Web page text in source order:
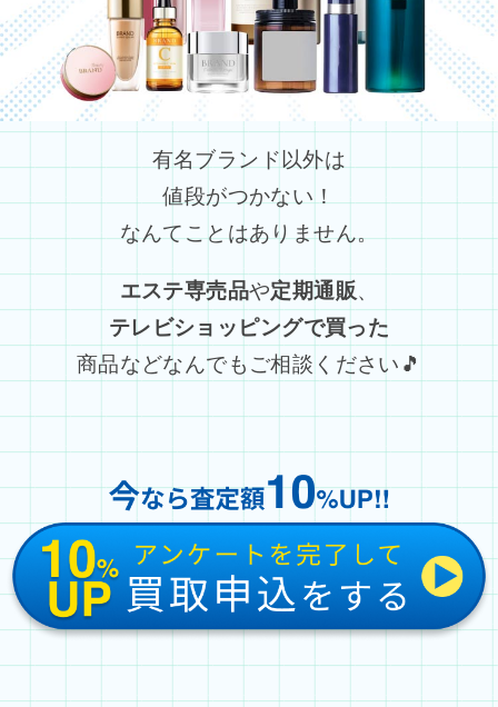
有名ブランド以外は
値段がつかない！
なんてことはありません。
エステ専売品や定期通販、
テレビショッピングで買った
商品などなんでもご相談ください🎵